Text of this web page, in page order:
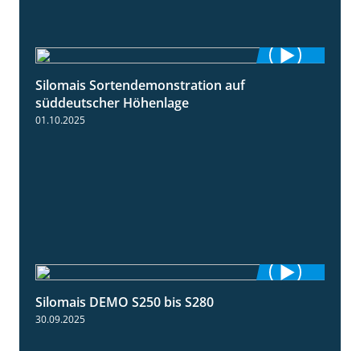
Silomais Sortendemonstration auf
süddeutscher Höhenlage
01.10.2025
Silomais DEMO S250 bis S280
30.09.2025